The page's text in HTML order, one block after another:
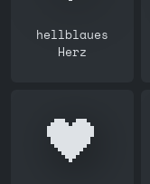
hellblaues
Herz
🖤